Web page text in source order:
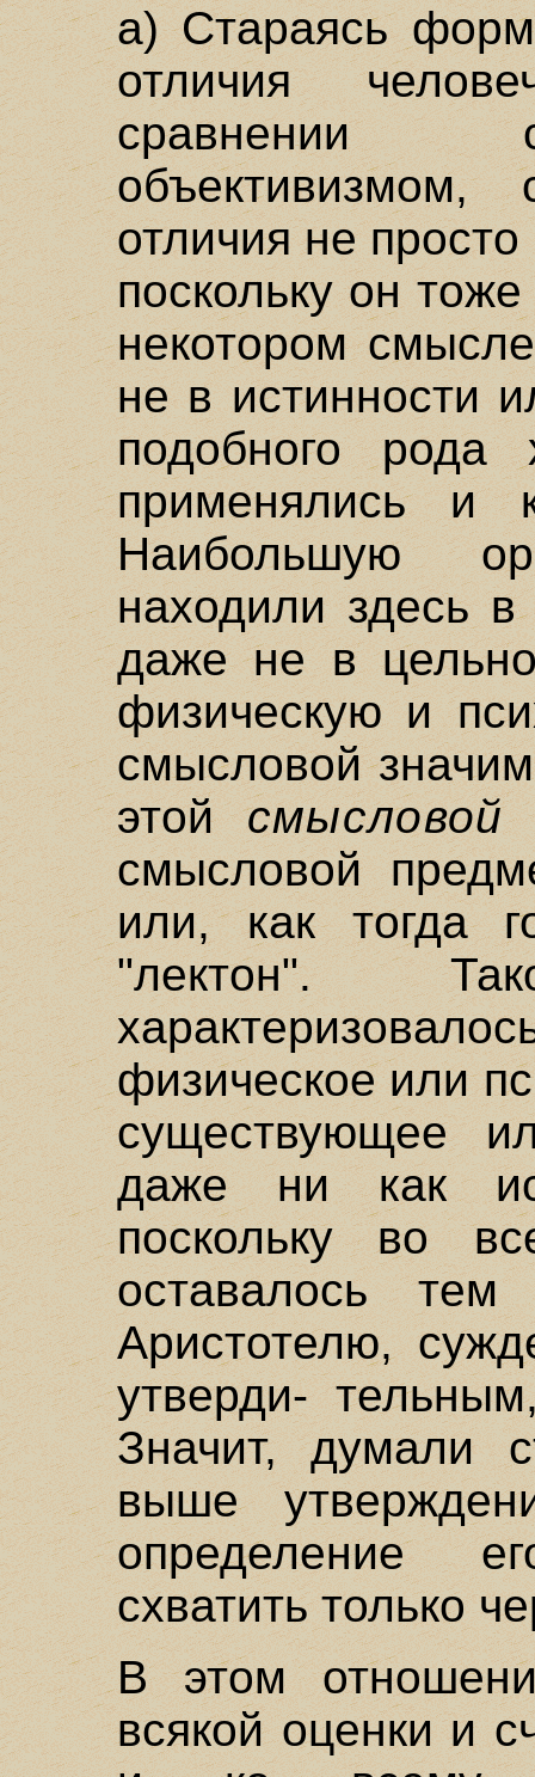
а) Стараясь
отличия
сравнении
объективизмом,
отличия не
поскольку он
некотором
не в истинности
подобного рода
применялись и
Наибольшую
находили здесь
даже не в
физическую и
смысловой
этойсмысловой
смысловой
или, как тогда
"лектон".
физическое или
существующее
даже ни как
поскольку во
оставалось
Аристотелю,
утверди-
Значит, думали
выше
определение
схватить только
В этом
всякой оценки и